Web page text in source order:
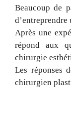
Beaucoup de
Après une
répond aux
chirurgie
Les réponses
chirurgien